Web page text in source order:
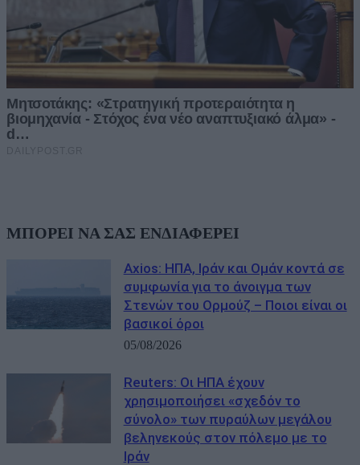
ΜΠΟΡΕΙ ΝΑ ΣΑΣ ΕΝΔΙΑΦΕΡΕΙ
Axios: ΗΠΑ, Ιράν και Ομάν κοντά σε
συμφωνία για το άνοιγμα των
Στενών του Ορμούζ – Ποιοι είναι οι
βασικοί όροι
05/08/2026
Reuters: Οι ΗΠΑ έχουν
χρησιμοποιήσει «σχεδόν το
σύνολο» των πυραύλων μεγάλου
βεληνεκούς στον πόλεμο με το
Ιράν